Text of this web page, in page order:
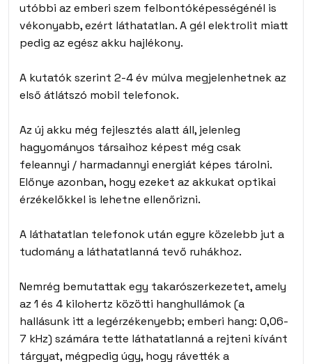
utóbbi az emberi szem felbontóképességénél is
vékonyabb, ezért láthatatlan. A gél elektrolit miatt
pedig az egész akku hajlékony.
A kutatók szerint 2-4 év múlva megjelenhetnek az
első átlátszó mobil telefonok.
Az új akku még fejlesztés alatt áll, jelenleg
hagyományos társaihoz képest még csak
feleannyi / harmadannyi energiát képes tárolni.
Előnye azonban, hogy ezeket az akkukat optikai
érzékelőkkel is lehetne ellenőrizni.
A láthatatlan telefonok után egyre közelebb jut a
tudomány a láthatatlanná tevő ruhákhoz.
Nemrég bemutattak egy takarószerkezetet, amely
az 1 és 4 kilohertz közötti hanghullámok (a
hallásunk itt a legérzékenyebb; emberi hang: 0,06-
7 kHz) számára tette láthatatlanná a rejteni kívánt
tárgyat, mégpedig úgy, hogy rávették a